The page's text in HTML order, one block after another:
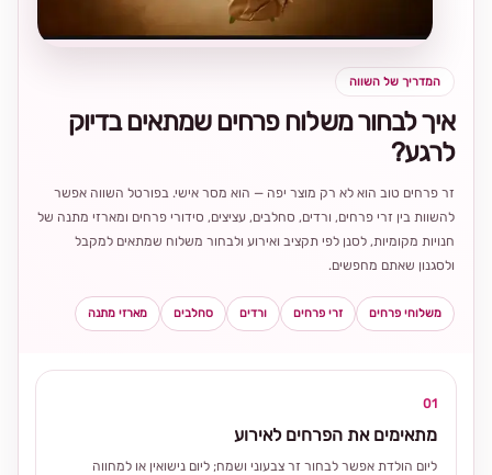
המדריך של השווה
איך לבחור משלוח פרחים שמתאים בדיוק
לרגע?
זר פרחים טוב הוא לא רק מוצר יפה — הוא מסר אישי. בפורטל השווה אפשר
להשוות בין זרי פרחים, ורדים, סחלבים, עציצים, סידורי פרחים ומארזי מתנה של
חנויות מקומיות, לסנן לפי תקציב ואירוע ולבחור משלוח שמתאים למקבל
ולסגנון שאתם מחפשים.
משלוחי פרחים זרי פרחים ורדים סחלבים מארזי מתנה
01
מתאימים את הפרחים לאירוע
ליום הולדת אפשר לבחור זר צבעוני ושמח; ליום נישואין או למחווה